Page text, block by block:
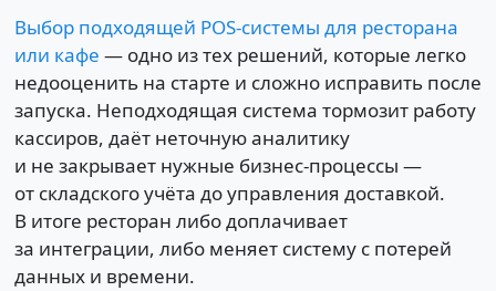
Выбор подходящей POS-системы для ресторана
или кафе — одно из тех решений, которые легко
недооценить на старте и сложно исправить после
запуска. Неподходящая система тормозит работу
кассиров, даёт неточную аналитику
и не закрывает нужные бизнес-процессы —
от складского учёта до управления доставкой.
В итоге ресторан либо доплачивает
за интеграции, либо меняет систему с потерей
данных и времени.